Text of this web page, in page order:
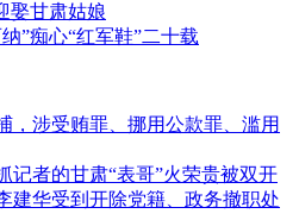
娶甘肃姑娘
”痴心“红军鞋”二十载
，涉受贿罪、挪用公款罪、滥用
记者的甘肃“表哥”火荣贵被双开
建华受到开除党籍、政务撤职处